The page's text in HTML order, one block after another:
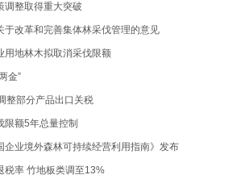
调整取得重大突破
于改革和完善集体林采伐管理的意见
用地林木拟取消采伐限额
金”
整部分产品出口关税
限额5年总量控制
企业境外森林可持续经营利用指南》发布
税率 竹地板类调至13%